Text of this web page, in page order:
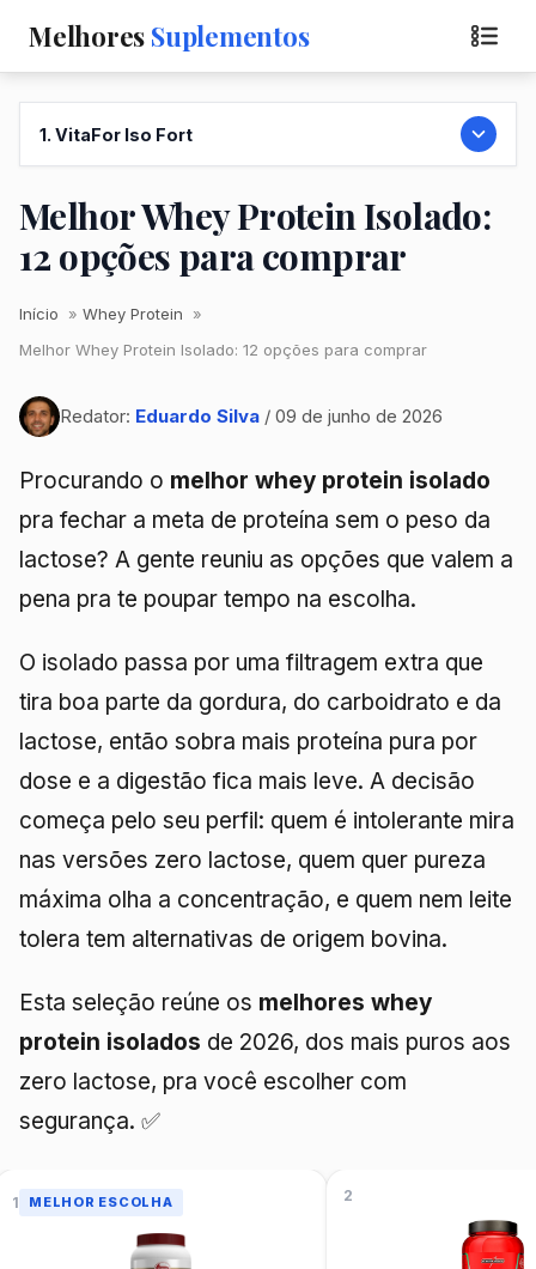
Melhores Suplementos
1. VitaFor Iso Fort
Melhor Whey Protein Isolado:
12 opções para comprar
Início
Whey Protein
Melhor Whey Protein Isolado: 12 opções para comprar
Redator: Eduardo Silva / 09 de junho de 2026
Procurando o melhor whey protein isolado
pra fechar a meta de proteína sem o peso da
lactose? A gente reuniu as opções que valem a
pena pra te poupar tempo na escolha.
O isolado passa por uma filtragem extra que
tira boa parte da gordura, do carboidrato e da
lactose, então sobra mais proteína pura por
dose e a digestão fica mais leve. A decisão
começa pelo seu perfil: quem é intolerante mira
nas versões zero lactose, quem quer pureza
máxima olha a concentração, e quem nem leite
tolera tem alternativas de origem bovina.
Esta seleção reúne os melhores whey
protein isolados de 2026, dos mais puros aos
zero lactose, pra você escolher com
segurança. ✅
1 MELHOR ESCOLHA 2